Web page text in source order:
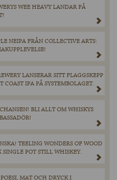
WEE HEAVY LANDAR PÅ
NEIPA FRÅN COLLECTIVE ARTS:
LANSERAR SITT FLAGGSKEPP
COAST IPA PÅ SYSTEMBOLAGET.
BLI ALLT OM WHISKYS
TEELING WONDERS OF WOOD
POT STILL WHISKEY.
MAT OCH DRYCK I